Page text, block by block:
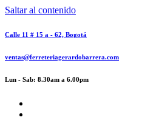
Saltar al contenido
Calle 11 # 15 a - 62, Bogotá
ventas@ferreteriagerardobarrera.com
Lun - Sab: 8.30am a 6.00pm